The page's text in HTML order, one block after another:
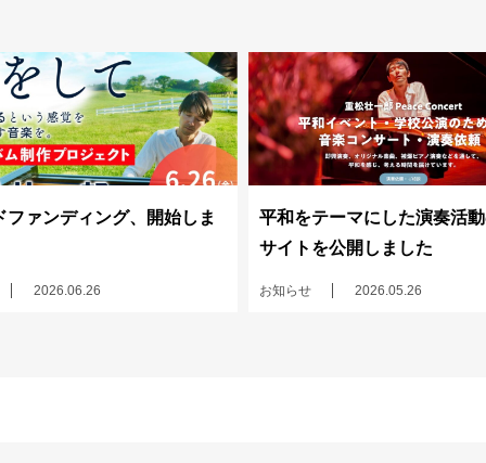
ファンディング、開始しま
2026.06.26
平和をテーマにした演奏活
サイトを公開しました
お知らせ 2026.05.26